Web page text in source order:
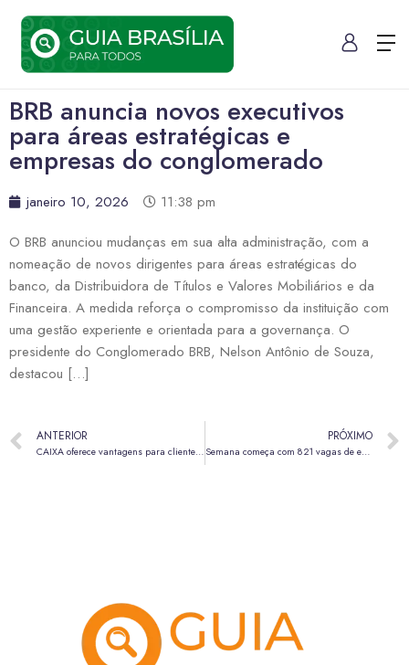
BRB anuncia novos executivos
para áreas estratégicas e
empresas do conglomerado
janeiro 10, 2026
11:38 pm
O BRB anunciou mudanças em sua alta administração, com a
nomeação de novos dirigentes para áreas estratégicas do
banco, da Distribuidora de Títulos e Valores Mobiliários e da
Financeira. A medida reforça o compromisso da instituição com
uma gestão experiente e orientada para a governança. O
presidente do Conglomerado BRB, Nelson Antônio de Souza,
destacou […]
ANTERIOR
CAIXA oferece vantagens para clientes de cartão de crédito em seu 165° aniversário
PRÓXIMO
Semana começa com 821 vagas de emprego nas agências do trabalhador do DF